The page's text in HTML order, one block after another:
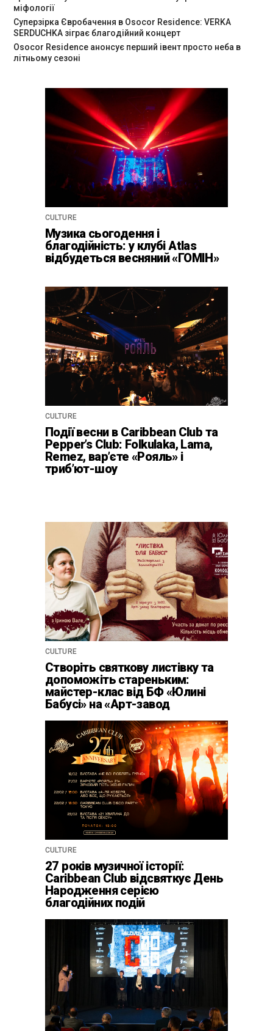
міфології
Суперзірка Євробачення в Osocor Residence: VERKA
SERDUCHKA зіграє благодійний концерт
Osocor Residence анонсує перший івент просто неба в
літньому сезоні
CULTURE
Музика сьогодення і
благодійність: у клубі Atlas
відбудеться весняний «ГОМІН»
CULTURE
Події весни в Caribbean Club та
Pepper’s Club: Folkulaka, Lama,
Remez, вар’єте «Рояль» і
триб’ют-шоу
CULTURE
Створіть святкову листівку та
допоможіть стареньким:
майстер-клас від БФ «Юлині
Бабусі» на «Арт-завод
CULTURE
27 років музичної історії:
Caribbean Club відсвяткує День
Народження серією
благодійних подій